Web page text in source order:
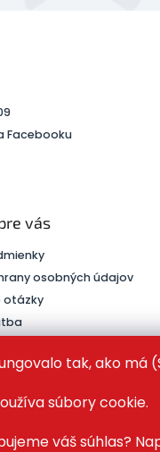
tak, ako má
súbory cookie.
váš súhlas?
Facebooku
vás
osobných údajov
otázky